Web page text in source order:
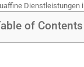
Dienstleistungen
of Contents